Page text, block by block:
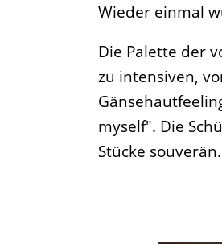
Wieder einmal
Die Palette der
zu intensiven,
myself". Die
Stücke souverän.